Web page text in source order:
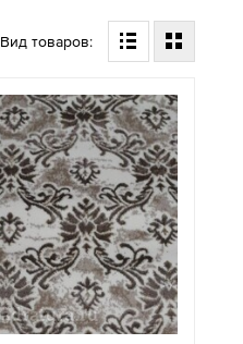
Вид товаров: